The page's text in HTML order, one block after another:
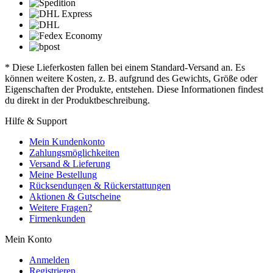
* Diese Lieferkosten fallen bei einem Standard-Versand an. Es
können weitere Kosten, z. B. aufgrund des Gewichts, Größe oder
Eigenschaften der Produkte, entstehen. Diese Informationen findest
du direkt in der Produktbeschreibung.
Hilfe & Support
Mein Kundenkonto
Zahlungsmöglichkeiten
Versand & Lieferung
Meine Bestellung
Rücksendungen & Rückerstattungen
Aktionen & Gutscheine
Weitere Fragen?
Firmenkunden
Mein Konto
Anmelden